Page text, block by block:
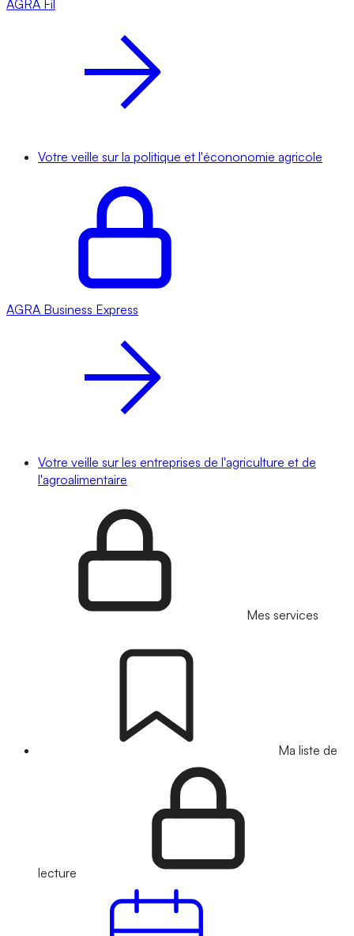
AGRA Fil
Votre veille sur la politique et l'écononomie agricole
AGRA Business Express
Votre veille sur les entreprises de l'agriculture et de
l'agroalimentaire
Mes services
Ma liste de
lecture